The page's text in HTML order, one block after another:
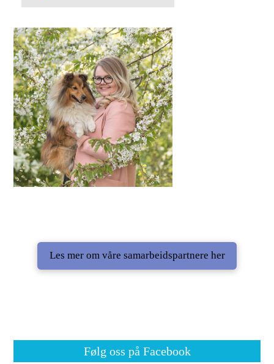
Les mer om våre samarbeidspartnere her
Følg oss på Facebook